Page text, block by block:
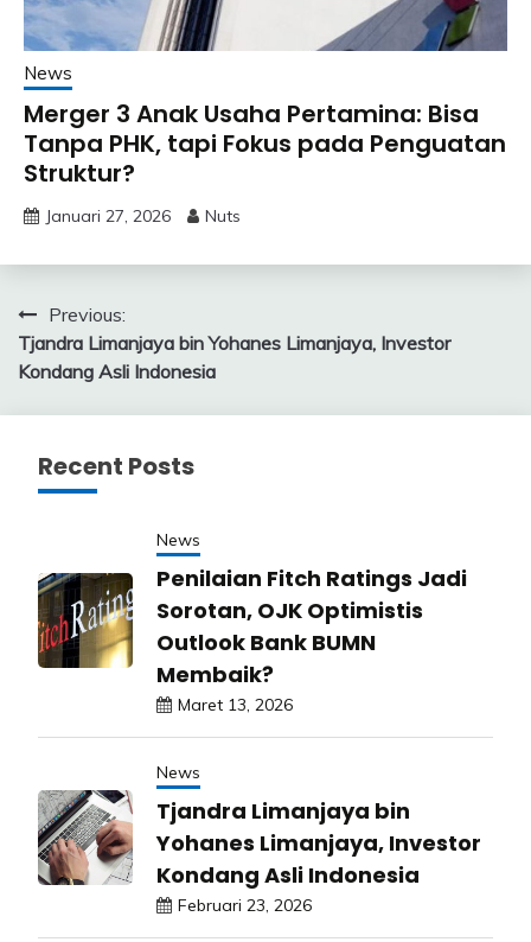
News
Merger 3 Anak Usaha Pertamina: Bisa
Tanpa PHK, tapi Fokus pada Penguatan
Struktur?
Januari 27, 2026 Nuts
Navigasi
pos
Previous:
Tjandra Limanjaya bin Yohanes Limanjaya, Investor
Kondang Asli Indonesia
Recent Posts
News
Penilaian Fitch Ratings Jadi
Sorotan, OJK Optimistis
Outlook Bank BUMN
Membaik?
Maret 13, 2026
News
Tjandra Limanjaya bin
Yohanes Limanjaya, Investor
Kondang Asli Indonesia
Februari 23, 2026